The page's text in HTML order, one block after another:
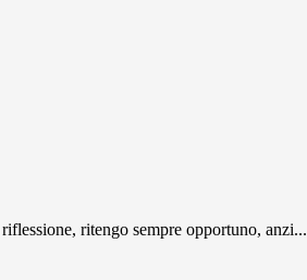
ritengo sempre opportuno, anzi...